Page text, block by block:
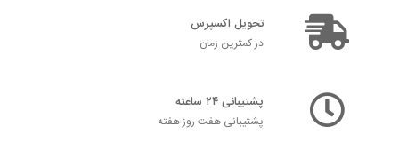
تحویل اکسپرس
در کمترین زمان
پشتیبانی ۲۴ ساعته
پشتیبانی هفت روز هفته